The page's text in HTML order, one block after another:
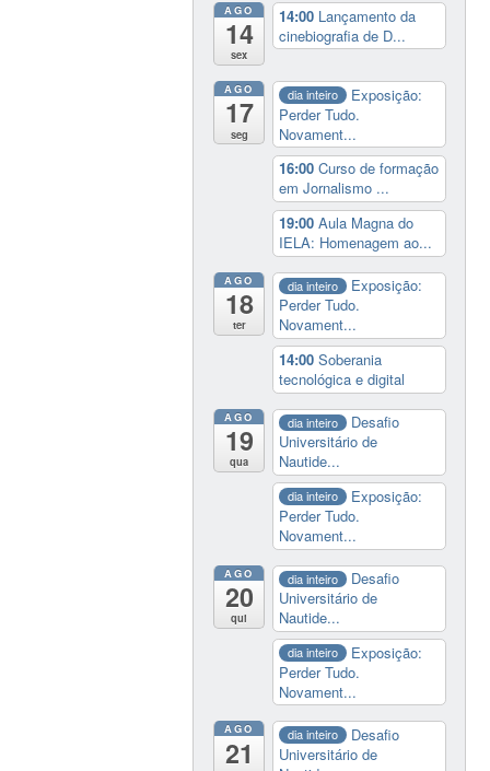
AGO
14
sex
14:00 Lançamento da
cinebiografia de D...
AGO
17
seg
dia inteiro
Exposição:
Perder Tudo.
Novament...
16:00Curso de formação
em Jornalismo ...
19:00Aula Magna do
IELA: Homenagem ao...
AGO
18
ter
dia inteiro
Exposição:
Perder Tudo.
Novament...
14:00Soberania
tecnológica e digital
AGO
19
qua
dia inteiro
Desafio
Universitário de
Nautide...
dia inteiro
Exposição:
Perder Tudo.
Novament...
AGO
20
qui
dia inteiro
Desafio
Universitário de
Nautide...
dia inteiro
Exposição:
Perder Tudo.
Novament...
AGO
21
dia inteiro
Desafio
Universitário de